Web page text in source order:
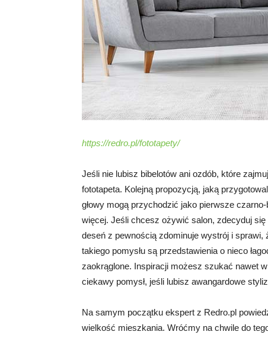
https://redro.pl/fototapety/
Jeśli nie lubisz bibelotów ani ozdób, które
fototapeta. Kolejną propozycją, jaką
głowy mogą przychodzić jako pierwsze
więcej. Jeśli chcesz ożywić salon, zdecyduj
deseń z pewnością zdominuje wystrój i sprawi,
takiego pomysłu są przedstawienia o nieco
zaokrąglone. Inspiracji możesz szukać nawet
ciekawy pomysł, jeśli lubisz awangardowe
Na samym początku ekspert z Redro.pl
wielkość mieszkania. Wróćmy na chwile do